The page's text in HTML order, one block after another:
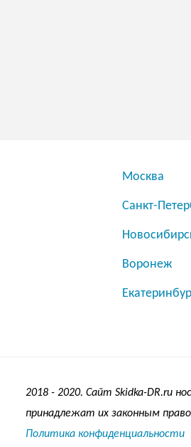
Москва
Санкт-
Воронеж
2018 - 2020. Сайт Skidka-DR.ru
принадлежат их законным
Политика конфиденциальности